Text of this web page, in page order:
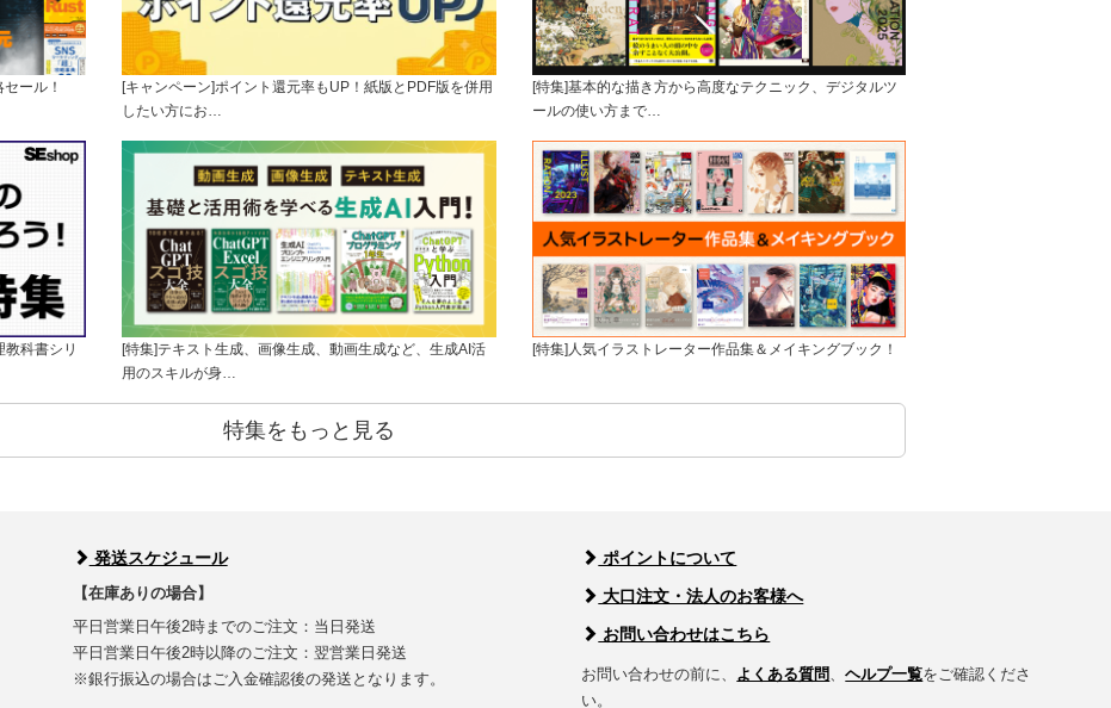
ール！
[キャンペーン]ポイント還元率もUP！紙版とPDF版を併用
したい方にお…
[特集]基本的な描き方から高度なテクニック、デジタルツ
ールの使い方まで…
科書シリ
[特集]テキスト生成、画像生成、動画生成など、生成AI活
用のスキルが身…
[特集]人気イラストレーター作品集＆メイキングブック！
特集をもっと見る
発送スケジュール
【在庫ありの場合】
平日営業日午後2時までのご注文：当日発送
平日営業日午後2時以降のご注文：翌営業日発送
※銀行振込の場合はご入金確認後の発送となります。
ポイントについて
大口注文・法人のお客様へ
お問い合わせはこちら
お問い合わせの前に、 よくある質問 、ヘルプ一覧をご確認くださ
い。